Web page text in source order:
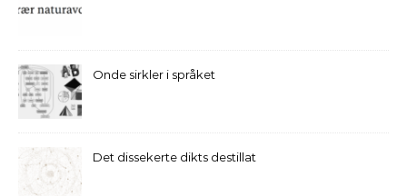
Onde sirkler i språket
Det dissekerte dikts destillat